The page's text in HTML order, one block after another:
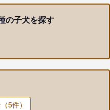
の子犬を探す
5件）